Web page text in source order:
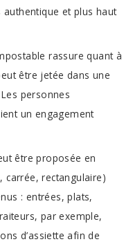
et plus haut
rassure quant à
être jetée dans une
personnes
un engagement
être proposée en
rectangulaire)
: entrées, plats,
par exemple,
d’assiette afin de